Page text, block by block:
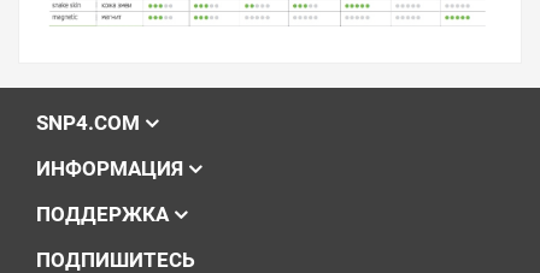
SNP4.COM
ИНФОРМАЦИЯ
ПОДДЕРЖКА
ПОДПИШИТЕСЬ